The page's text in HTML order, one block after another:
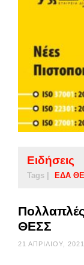
Ειδήσεις
Tags | ΕΔΑ
ΘΕΣΣ
21 ΑΠΡΙΛΊΟΥ, 2021